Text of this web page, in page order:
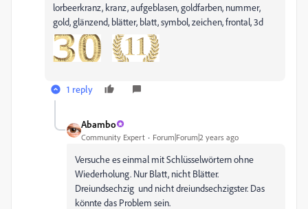
lorbeerkranz, kranz, aufgeblasen, goldfarben, nummer,
gold, glänzend, blätter, blatt, symbol, zeichen, frontal, 3d
1 reply
Abambo
Community Expert Forum|Forum|2 years ago
Versuche es einmal mit Schlüsselwörtern ohne
Wiederholung. Nur Blatt, nicht Blätter.
Dreiundsechzig und nichtdreiundsechzigster. Das
könnte das Problem sein.